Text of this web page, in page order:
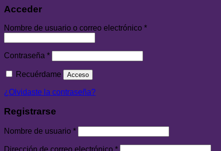
Acceder
Nombre de usuario o correo electrónico *
Contraseña *
Recuérdame Acceso
¿Olvidaste la contraseña?
Registrarse
Nombre de usuario *
Dirección de correo electrónico *